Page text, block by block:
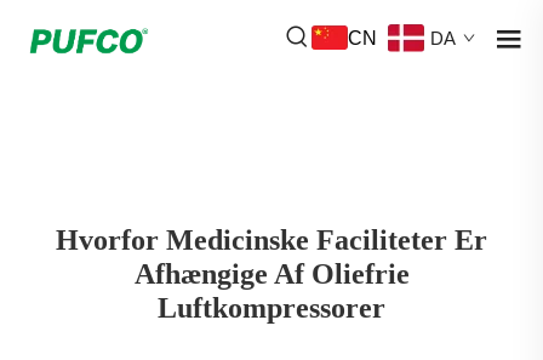
CN DA
Hvorfor Medicinske Faciliteter Er
Afhængige Af Oliefrie
Luftkompressorer